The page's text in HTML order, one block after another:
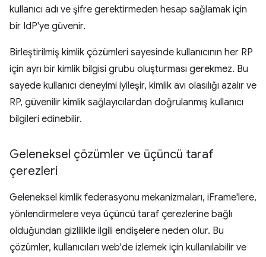
kullanıcı adı ve şifre gerektirmeden hesap sağlamak için
bir IdP'ye güvenir.
Birleştirilmiş kimlik çözümleri sayesinde kullanıcının her RP
için ayrı bir kimlik bilgisi grubu oluşturması gerekmez. Bu
sayede kullanıcı deneyimi iyileşir, kimlik avı olasılığı azalır ve
RP, güvenilir kimlik sağlayıcılardan doğrulanmış kullanıcı
bilgileri edinebilir.
Geleneksel çözümler ve üçüncü taraf
çerezleri
Geleneksel kimlik federasyonu mekanizmaları, iFrame'lere,
yönlendirmelere veya üçüncü taraf çerezlerine bağlı
olduğundan gizlilikle ilgili endişelere neden olur. Bu
çözümler, kullanıcıları web'de izlemek için kullanılabilir ve